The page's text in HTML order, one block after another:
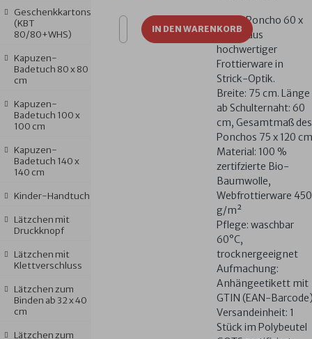
Geschenkkartons
(KBT
80/80+WHS)
Kapuzen-
Badetuch 80 x 80
cm
Kapuzen-
Badetuch 100 x
100 cm
Kapuzen-
Badetuch 140 x
140 cm
Kinder-Handtuch
Lätzchen mit
Druckknopf
Lätzchen mit
Klettverschluss
Lätzchen zum
Binden ab 32 x 40
cm
Lätzchen zum
Bade-Poncho 60 x
75 cm aus
hochwertiger
Frottierware in
Strick-Optik.
Breite: 75 cm. Länge
ab Schulternaht: 60
cm, Gesamtmaß des
Ponchos 75 x 120 cm
Material: 100 %
zertifzierte Bio-
Baumwolle,
Webfrottierware 450
g/m²
Pflege: waschbar
60°C,
trocknergeeignet
Aufmachung:
Anhängeetikett mit
GTIN (EAN-
Versandeinheit: 1
Stück im Polybeutel
IN DEN WARENKORB